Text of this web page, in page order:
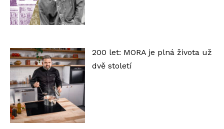
200 let: MORA je plná života už
dvě století